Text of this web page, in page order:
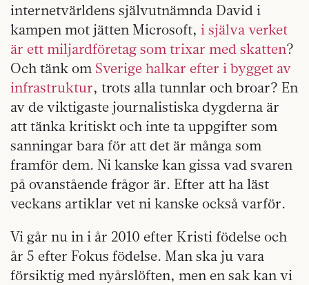
internetvärldens självutnämnda David i
kampen mot jätten Microsoft, i själva verket
är ett miljardföretag som trixar med skatten?
Och tänk omSverige halkar efter i bygget av
infrastruktur, trots alla tunnlar och broar? En
av de viktigaste journalistiska dygderna är
att tänka kritiskt och inte ta uppgifter som
sanningar bara för att det är många som
framför dem. Ni kanske kan gissa vad svaren
på ovanstående frågor är. Efter att ha läst
veckans artiklar vet ni kanske också varför.
Vi går nu in i år 2010 efter Kristi födelse och
år 5 efter Fokus födelse. Man ska ju vara
försiktig med nyårslöften, men en sak kan vi